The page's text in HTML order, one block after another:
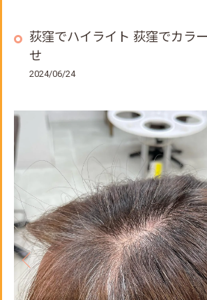
荻窪でハイライト 荻窪でカラ
せ
2024/06/24